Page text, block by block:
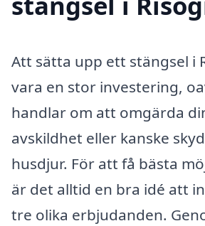
Att sätta upp ett stängsel i
vara en stor investering,
handlar om att omgärda
avskildhet eller kanske
husdjur. För att få bästa
är det alltid en bra idé att
tre olika erbjudanden.